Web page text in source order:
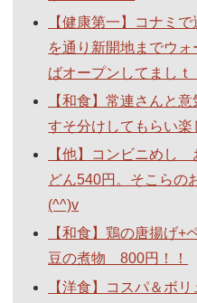
【健康第一】コナミ
を通り新開地までウ
ばオープンしてましｔ
【和食】常連さんと
すそ分けしてもらい
【他】コンビニめし
どん540円。そこらの
(^^)v
【和食】鶏の唐揚げ+
豆の煮物 800円！！
【洋食】コスパ＆ボ